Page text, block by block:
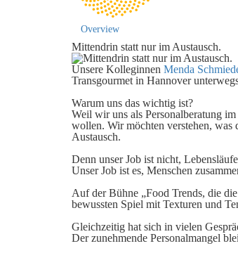
Overview
Mittendrin statt nur im Austausch.
Unsere Kolleginnen Menda
Transgourmet in Hannover
Warum uns das wichtig ist?
Weil wir uns als Personalberatung
wollen. Wir möchten verstehen, was
Austausch.
Denn unser Job ist nicht,
Unser Job ist es, Menschen
Auf der Bühne „Food Trends, die
bewussten Spiel mit Texturen und
Gleichzeitig hat sich in vielen
Der zunehmende Personalmangel